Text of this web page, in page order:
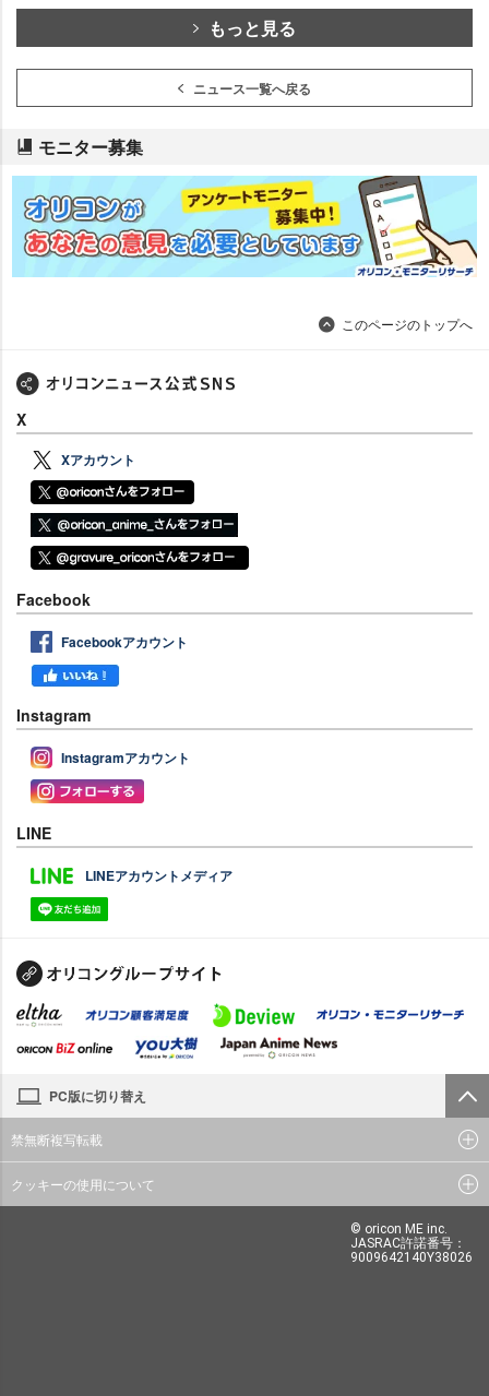
もっと見る
ニュース一覧へ戻る
モニター募集
このページのトップへ
X
Xアカウント
Facebook
Facebookアカウント
Instagram
Instagramアカウント
LINE
LINEアカウントメディア
PC版に切り替え
禁無断複写転載
クッキーの使用について
© oricon ME inc.
JASRAC許諾番号：
9009642140Y38026